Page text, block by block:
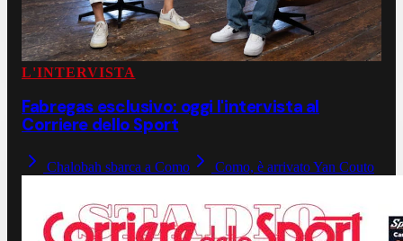
L'INTERVISTA
Fabregas esclusivo: oggi l'intervista al
Corriere dello Sport
Chalobah sbarca a Como Como, è arrivato Yan Couto